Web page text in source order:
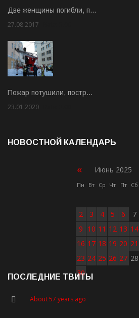
Две женщины погибли, п…
27.08.2017
Пожар потушили, постр…
23.01.2020
НОВОСТНОЙ КАЛЕНДАРЬ
« Июнь 2025
Пн Вт Ср Чт Пт Сб
2
3 4 5 6 7
9 10 11 12 13 14
16 17 18 19 20 21
23 24 25 26 27 28
30
ПОСЛЕДНИЕ ТВИТЫ
About 57 years ago